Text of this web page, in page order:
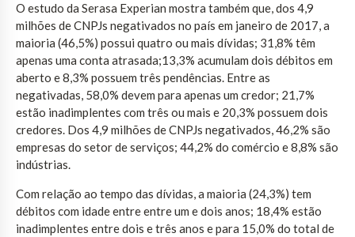
O estudo da Serasa Experian mostra também que, dos 4,9
milhões de CNPJs negativados no país em janeiro de 2017, a
maioria (46,5%) possui quatro ou mais dívidas; 31,8% têm
apenas uma conta atrasada;13,3% acumulam dois débitos em
aberto e 8,3% possuem três pendências. Entre as
negativadas, 58,0% devem para apenas um credor; 21,7%
estão inadimplentes com três ou mais e 20,3% possuem dois
credores. Dos 4,9 milhões de CNPJs negativados, 46,2% são
empresas do setor de serviços; 44,2% do comércio e 8,8% são
indústrias.
Com relação ao tempo das dívidas, a maioria (24,3%) tem
débitos com idade entre entre um e dois anos; 18,4% estão
inadimplentes entre dois e três anos e para 15,0% do total de